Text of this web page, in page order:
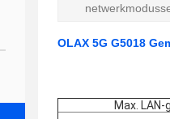
OLAX 5G G5018
Max.